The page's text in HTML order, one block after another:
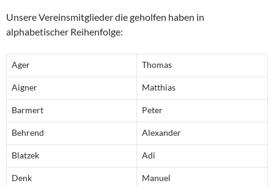
Unsere Vereinsmitglieder die geholfen haben in
alphabetischer Reihenfolge:
Ager Thomas
Aigner Matthias
Barmert Peter
Behrend Alexander
Blatzek Adi
Denk Manuel